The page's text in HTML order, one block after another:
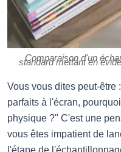
Comparaison d'un
standard mettant en
Vous vous dites peut-être
parfaits à l'écran,
physique ?" C'est une
vous êtes impatient de
l'étape de